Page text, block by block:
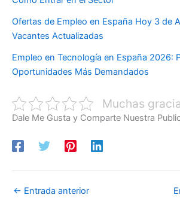
Ofertas de Empleo en España Hoy 3 de
Vacantes Actualizadas
Empleo en Tecnología en España 2026:
Oportunidades Más Demandados
Muchas
Dale Me Gusta y Comparte Nuestra
← Entrada anterior